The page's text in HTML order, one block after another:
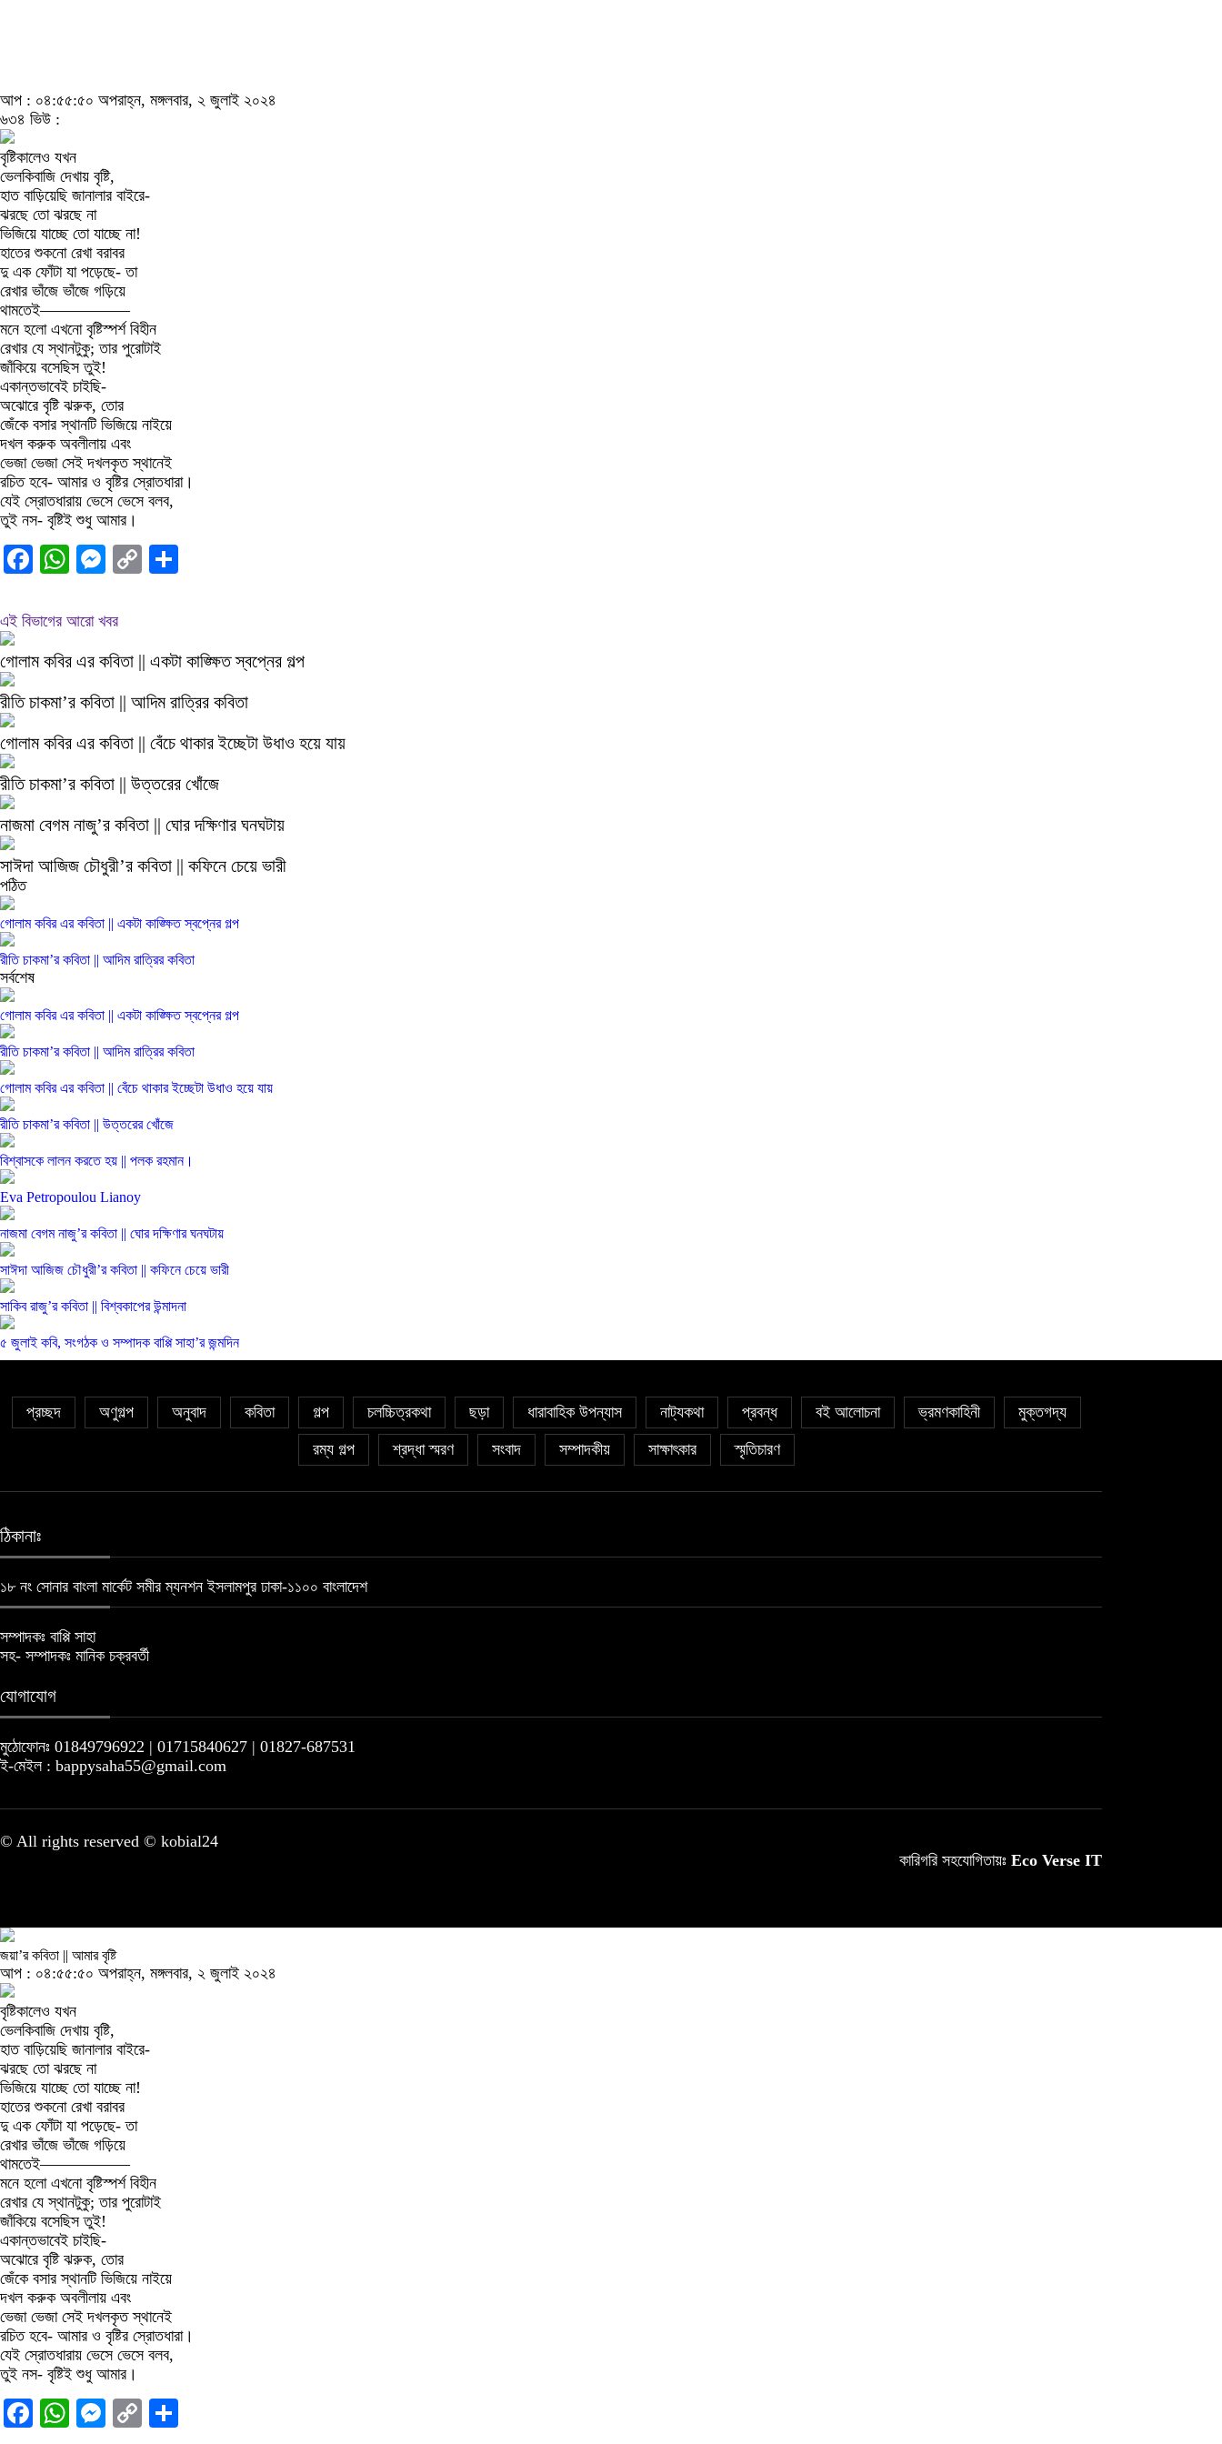
আপ : ০৪:৫৫:৫০ অপরাহ্ন, মঙ্গলবার, ২ জুলাই ২০২৪
৬৩৪ ভিউ :
বৃষ্টিকালেও যখন
ভেলকিবাজি দেখায় বৃষ্টি,
হাত বাড়িয়েছি জানালার বাইরে-
ঝরছে তো ঝরছে না
ভিজিয়ে যাচ্ছে তো যাচ্ছে না!
হাতের শুকনো রেখা বরাবর
দু এক ফোঁটা যা পড়েছে- তা
রেখার ভাঁজে ভাঁজে গড়িয়ে
থামতেই—————–
মনে হলো এখনো বৃষ্টিস্পর্শ বিহীন
রেখার যে স্থানটুকু; তার পুরোটাই
জাঁকিয়ে বসেছিস তুই!
একান্তভাবেই চাইছি-
অঝোরে বৃষ্টি ঝরুক, তোর
জেঁকে বসার স্থানটি ভিজিয়ে নাইয়ে
দখল করুক অবলীলায় এবং
ভেজা ভেজা সেই দখলকৃত স্থানেই
রচিত হবে- আমার ও বৃষ্টির স্রোতধারা।
যেই স্রোতধারায় ভেসে ভেসে বলব,
তুই নস- বৃষ্টিই শুধু আমার।
Facebook
WhatsApp
Messenger
Copy
এই বিভাগের আরো খবর
গোলাম কবির এর কবিতা || একটা কাঙ্ক্ষিত স্বপ্নের গল্প
রীতি চাকমা’র কবিতা || আদিম রাত্রির কবিতা
গোলাম কবির এর কবিতা || বেঁচে থাকার ইচ্ছেটা উধাও হয়ে যায়
রীতি চাকমা’র কবিতা || উত্তরের খোঁজে
নাজমা বেগম নাজু’র কবিতা || ঘোর দক্ষিণার ঘনঘটায়
সাঈদা আজিজ চৌধুরী’র কবিতা || কফিনে চেয়ে ভারী
পঠিত
গোলাম কবির এর কবিতা || একটা কাঙ্ক্ষিত স্বপ্নের গল্প
রীতি চাকমা’র কবিতা || আদিম রাত্রির কবিতা
সর্বশেষ
গোলাম কবির এর কবিতা || একটা কাঙ্ক্ষিত স্বপ্নের গল্প
রীতি চাকমা’র কবিতা || আদিম রাত্রির কবিতা
গোলাম কবির এর কবিতা || বেঁচে থাকার ইচ্ছেটা উধাও হয়ে যায়
রীতি চাকমা’র কবিতা || উত্তরের খোঁজে
বিশ্বাসকে লালন করতে হয় || পলক রহমান।
Eva Petropoulou Lianoy
নাজমা বেগম নাজু’র কবিতা || ঘোর দক্ষিণার ঘনঘটায়
সাঈদা আজিজ চৌধুরী’র কবিতা || কফিনে চেয়ে ভারী
সাকিব রাজু’র কবিতা || বিশ্বকাপের উন্মাদনা
৫ জুলাই কবি, সংগঠক ও সম্পাদক বাপ্পি সাহা’র জন্মদিন
প্রচ্ছদ অণুগল্প অনুবাদ কবিতা গল্প চলচ্চিত্রকথা ছড়া ধারাবাহিক উপন্যাস নাট্যকথা প্রবন্ধ বই আলোচনা ভ্রমণকাহিনী মুক্তগদ্য
রম্য গল্প শ্রদ্ধা স্মরণ সংবাদ সম্পাদকীয় সাক্ষাৎকার স্মৃতিচারণ
ঠিকানাঃ
১৮ নং সোনার বাংলা মার্কেট সমীর ম্যনশন ইসলামপুর ঢাকা-১১০০ বাংলাদেশ
সম্পাদকঃ বাপ্পি সাহা
সহ- সম্পাদকঃ মানিক চক্রবর্তী
যোগাযোগ
মুঠোফোনঃ 01849796922 | 01715840627 | 01827-687531
ই-মেইল : bappysaha55@gmail.com
© All rights reserved © kobial24
কারিগরি সহযোগিতায়ঃ Eco Verse IT
জয়া’র কবিতা || আমার বৃষ্টি
আপ : ০৪:৫৫:৫০ অপরাহ্ন, মঙ্গলবার, ২ জুলাই ২০২৪
বৃষ্টিকালেও যখন
ভেলকিবাজি দেখায় বৃষ্টি,
হাত বাড়িয়েছি জানালার বাইরে-
ঝরছে তো ঝরছে না
ভিজিয়ে যাচ্ছে তো যাচ্ছে না!
হাতের শুকনো রেখা বরাবর
দু এক ফোঁটা যা পড়েছে- তা
রেখার ভাঁজে ভাঁজে গড়িয়ে
থামতেই—————–
মনে হলো এখনো বৃষ্টিস্পর্শ বিহীন
রেখার যে স্থানটুকু; তার পুরোটাই
জাঁকিয়ে বসেছিস তুই!
একান্তভাবেই চাইছি-
অঝোরে বৃষ্টি ঝরুক, তোর
জেঁকে বসার স্থানটি ভিজিয়ে নাইয়ে
দখল করুক অবলীলায় এবং
ভেজা ভেজা সেই দখলকৃত স্থানেই
রচিত হবে- আমার ও বৃষ্টির স্রোতধারা।
যেই স্রোতধারায় ভেসে ভেসে বলব,
তুই নস- বৃষ্টিই শুধু আমার।
Facebook
WhatsApp
Messenger
Copy